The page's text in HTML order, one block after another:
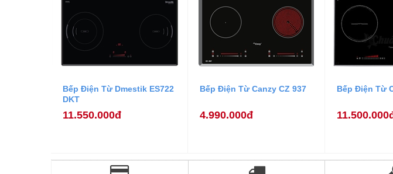
Bếp Điện Từ Dmestik ES722
DKT
11.550.000đ
Bếp Điện Từ Canzy CZ 937
4.990.000đ
Bếp Điện Từ